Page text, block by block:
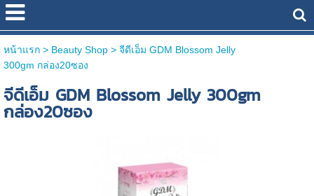
หน้าแรก> Beauty Shop > จีดีเอ็ม GDM Blossom Jelly
300gm กล่อง20ซอง
จีดีเอ็ม GDM Blossom Jelly 300gm
กล่อง20ซอง